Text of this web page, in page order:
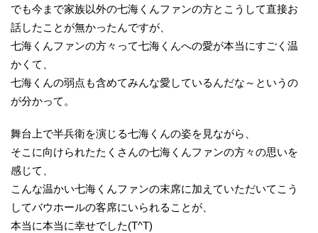
でも今まで家族以外の七海くんファンの方とこうして直接お
話したことが無かったんですが、
七海くんファンの方々って七海くんへの愛が本当にすごく温
かくて、
七海くんの弱点も含めてみんな愛しているんだな～というの
が分かって。
舞台上で半兵衛を演じる七海くんの姿を見ながら、
そこに向けられたたくさんの七海くんファンの方々の思いを
感じて、
こんな温かい七海くんファンの末席に加えていただいてこう
してバウホールの客席にいられることが、
本当に本当に幸せでした(T^T)